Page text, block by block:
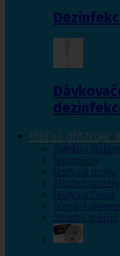
Měřící přístroje
Digitální
Teploměry
Testy na drogy
Alkohol testery
Testy na Covid
Domácí
Ostatní měřící